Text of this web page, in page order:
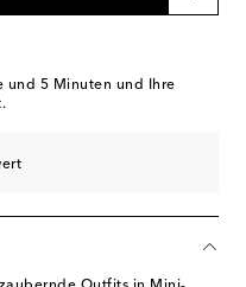
und 5 Minuten und Ihre